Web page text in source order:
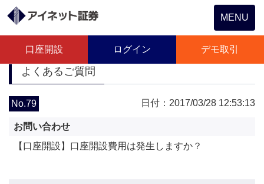
Toggle
navigation
MENU
口座開設 ログイン デモ取引
よくあるご質問
No.79 日付：2017/03/28 12:53:13
お問い合わせ
【口座開設】口座開設費用は発生しますか？